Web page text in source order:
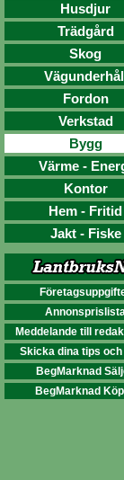
Husdjur
Trädgård
Skog
Fordon
Verkstad
Bygg
Värme -
Kontor
Hem - Fritid
Jakt - Fiske
Meddelande till
Skicka dina tips
BegMarknad
BegMarknad